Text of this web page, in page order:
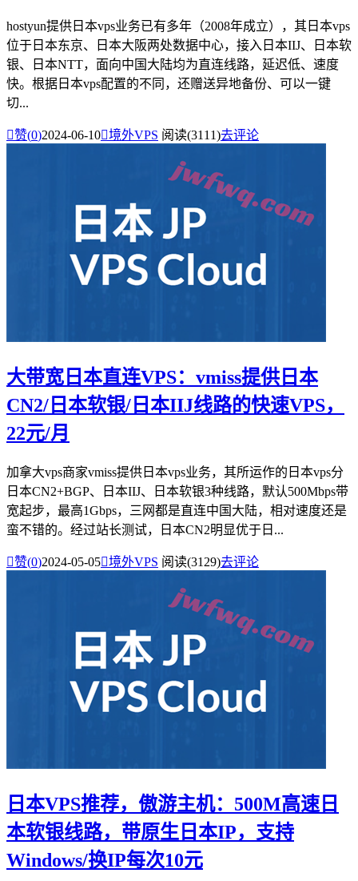
hostyun提供日本vps业务已有多年（2008年成立），其日本vps
位于日本东京、日本大阪两处数据中心，接入日本IIJ、日本软
银、日本NTT，面向中国大陆均为直连线路，延迟低、速度
快。根据日本vps配置的不同，还赠送异地备份、可以一键
切...
赞(0)2024-06-10境外VPS 阅读(3111)去评论
大带宽日本直连VPS：vmiss提供日本
CN2/日本软银/日本IIJ线路的快速VPS，
22元/月
加拿大vps商家vmiss提供日本vps业务，其所运作的日本vps分
日本CN2+BGP、日本IIJ、日本软银3种线路，默认500Mbps带
宽起步，最高1Gbps，三网都是直连中国大陆，相对速度还是
蛮不错的。经过站长测试，日本CN2明显优于日...
赞(0)2024-05-05境外VPS 阅读(3129)去评论
日本VPS推荐，傲游主机：500M高速日
本软银线路，带原生日本IP，支持
Windows/换IP每次10元